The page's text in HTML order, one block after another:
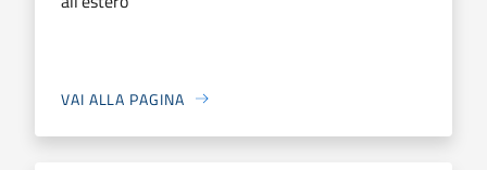
VAI ALLA PAGINA